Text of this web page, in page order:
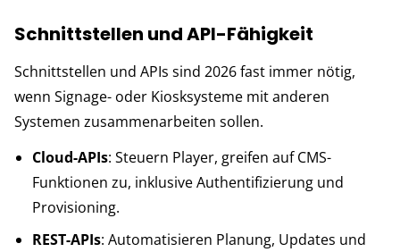
Schnittstellen und API-Fähigkeit
Schnittstellen und APIs sind 2026 fast immer nötig,
wenn Signage- oder Kiosksysteme mit anderen
Systemen zusammenarbeiten sollen.
Cloud-APIs: Steuern Player, greifen auf CMS-
Funktionen zu, inklusive Authentifizierung und
Provisioning.
REST-APIs: Automatisieren Planung, Updates und